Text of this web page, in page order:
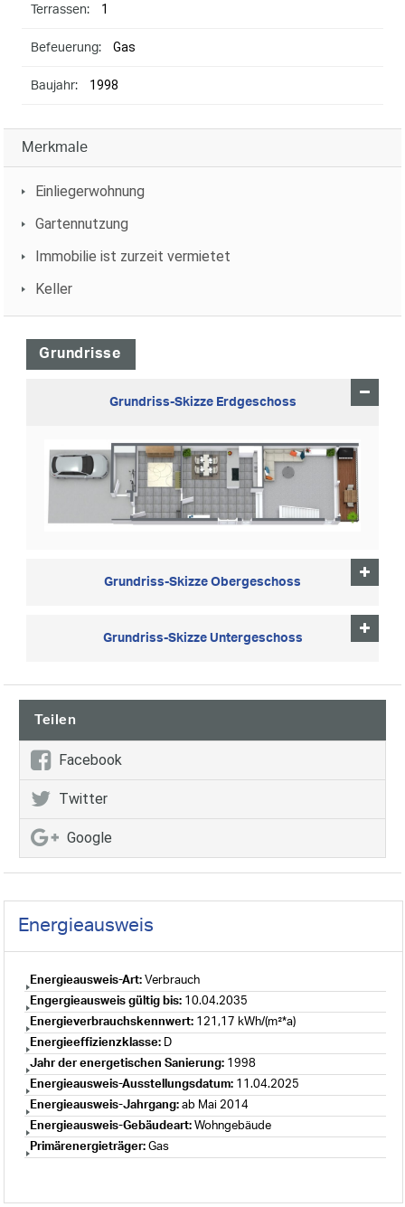
Terrassen: 1
Befeuerung: Gas
Baujahr: 1998
Merkmale
Einliegerwohnung
Gartennutzung
Immobilie ist zurzeit vermietet
Keller
Grundrisse
Grundriss-Skizze Erdgeschoss
Grundriss-Skizze Obergeschoss
Grundriss-Skizze Untergeschoss
Teilen
Facebook
Twitter
Google
Energieausweis
Energieausweis-Art: Verbrauch
Engergieausweis gültig bis: 10.04.2035
Energieverbrauchskennwert: 121,17 kWh/(m²*a)
Energieeffizienzklasse: D
Jahr der energetischen Sanierung: 1998
Energieausweis-Ausstellungsdatum: 11.04.2025
Energieausweis-Jahrgang: ab Mai 2014
Energieausweis-Gebäudeart: Wohngebäude
Primärenergieträger: Gas